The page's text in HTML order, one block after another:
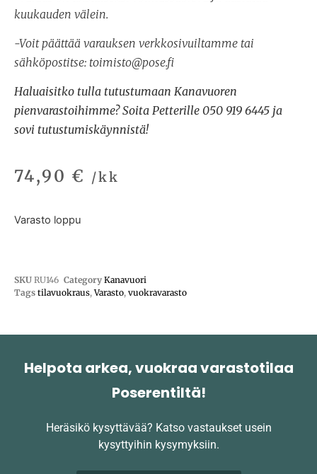
kuukauden välein.
-Voit päättää varauksen verkkosivuiltamme tai
sähköpostitse: toimisto@pose.fi
Haluaisitko tulla tutustumaan Kanavuoren
pienvarastoihimme? Soita Petterille 050 919 6445 ja
sovi tutustumiskäynnistä!
74,90 € /kk
Varasto loppu
SKU RU146 Category Kanavuori
Tags tilavuokraus,Varasto, vuokravarasto
Helpota arkea, vuokraa varastotilaa
Poserentiltä!
Heräsikö kysyttävää? Katso vastaukset usein
kysyttyihin kysymyksiin.